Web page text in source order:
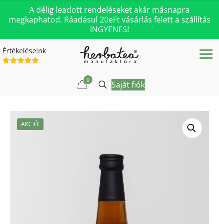
A délig leadott rendeléseket akár másnapra
megkaphatod. Ráadásul 20eFt vásárlás felett a szállítás
INGYENES!
Értékeléseink
0 Saját fiók
AKCIÓ!